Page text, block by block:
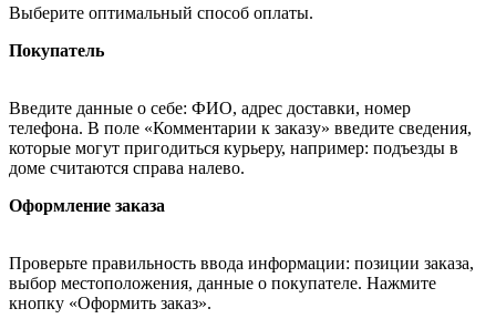
Выберите оптимальный способ оплаты.
Покупатель
Введите данные о себе: ФИО, адрес доставки, номер
телефона. В поле «Комментарии к заказу» введите сведения,
которые могут пригодиться курьеру, например: подъезды в
доме считаются справа налево.
Оформление заказа
Проверьте правильность ввода информации: позиции заказа,
выбор местоположения, данные о покупателе. Нажмите
кнопку «Оформить заказ».